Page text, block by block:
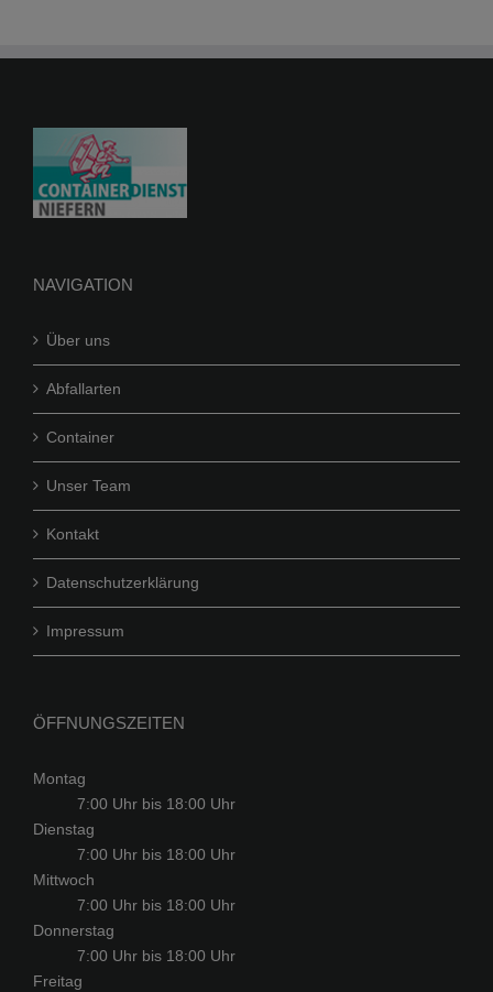
auf
gewählt
NAVIGATION
Über uns
Abfallarten
Container
Unser Team
Kontakt
Datenschutzerklärung
Impressum
ÖFFNUNGSZEITEN
Montag
7:00 Uhr bis 18:00 Uhr
Dienstag
7:00 Uhr bis 18:00 Uhr
Mittwoch
7:00 Uhr bis 18:00 Uhr
Donnerstag
7:00 Uhr bis 18:00 Uhr
Freitag